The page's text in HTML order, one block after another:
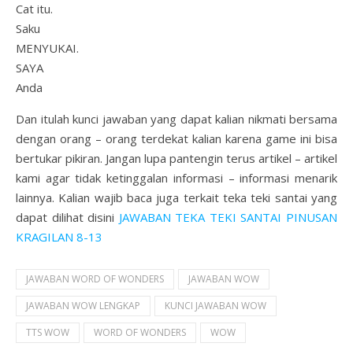
Cat itu.
Saku
MENYUKAI.
SAYA
Anda
Dan itulah kunci jawaban yang dapat kalian nikmati bersama
dengan orang – orang terdekat kalian karena game ini bisa
bertukar pikiran. Jangan lupa pantengin terus artikel – artikel
kami agar tidak ketinggalan informasi – informasi menarik
lainnya. Kalian wajib baca juga terkait teka teki santai yang
dapat dilihat disini JAWABAN TEKA TEKI SANTAI PINUSAN
KRAGILAN 8-13
JAWABAN WORD OF WONDERS
JAWABAN WOW
JAWABAN WOW LENGKAP
KUNCI JAWABAN WOW
TTS WOW
WORD OF WONDERS WOW